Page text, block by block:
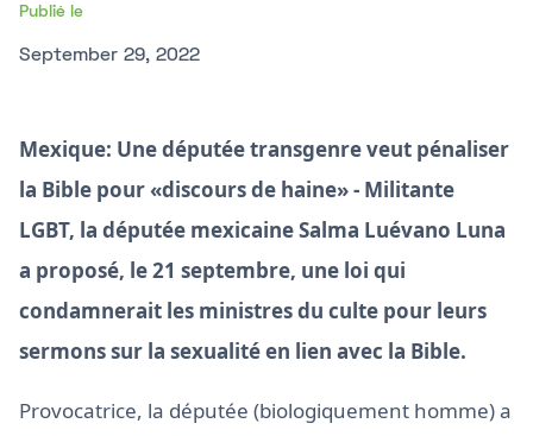
Publié le
September 29, 2022
Mexique: Une députée transgenre veut pénaliser
la Bible pour «discours de haine» - Militante
LGBT, la députée mexicaine Salma Luévano Luna
a proposé, le 21 septembre, une loi qui
condamnerait les ministres du culte pour leurs
sermons sur la sexualité en lien avec la Bible.
Provocatrice, la députée (biologiquement homme) a